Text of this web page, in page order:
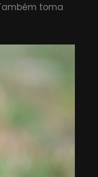
toma